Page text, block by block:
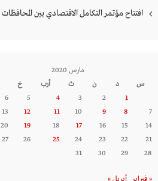
افتتاح مؤتمر التكامل الاقتصادي بين المحافظات
مارس 2020
س
د ن ث أرب خ
1
2
3
4
5
6
7
8
9
10
11
12
13
14
15
16
17
18
19
20
21
22
23
24
25
26
27
28
29
30
31
« فبراير أبريل »